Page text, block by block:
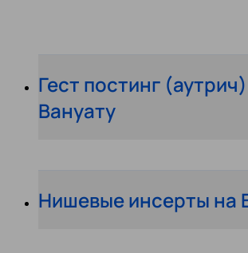
Гест постинг
Вануату
Нишевые инсерты на